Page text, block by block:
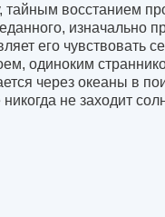
тайным восстанием
изначально
его чувствовать
одиноким
через океаны в
не заходит